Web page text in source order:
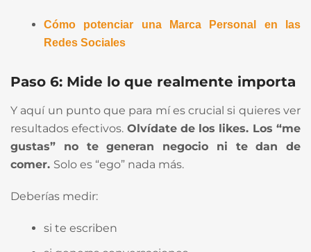
Cómo potenciar una Marca Personal en las
Redes Sociales
Paso 6: Mide lo que realmente importa
Y aquí un punto que para mí es crucial si quieres ver
resultados efectivos. Olvídate de los likes. Los “me
gustas” no te generan negocio ni te dan de
comer. Solo es “ego” nada más.
Deberías medir:
si te escriben